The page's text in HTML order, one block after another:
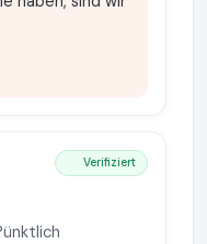
Verifiziert